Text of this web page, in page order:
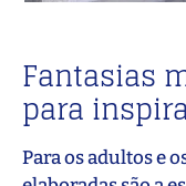
Fantasias
para
Para os adultos e